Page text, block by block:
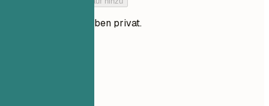
Deine Dateien bleiben privat.